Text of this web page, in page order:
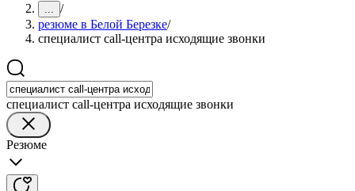
... /
резюме в Белой Березке/
специалист call-центра исходящие звонки
специалист call-центра исходящие звонки
Резюме